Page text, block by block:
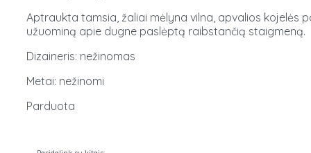
Aptraukta tamsia, žaliai mėlyna vilna, apvalios kojelės
užuominą apie dugne paslėptą raibstančią staigmeną.
Dizaineris: nežinomas
Metai: nežinomi
Parduota